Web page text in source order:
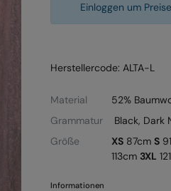
Einloggen um
Herstellercode: ALTA-L
Material
52%
Grammatur
Black, Dark
Größe
XS87cm S
113cm 3XL
Informationen